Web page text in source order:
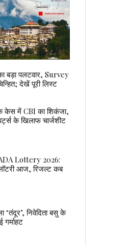
बड़ा पलटवार, Survey
देखें पूरी लिस्ट
केस में CBI का शिकंजा,
के खिलाफ चार्जशीट
Lottery 2026:
आज, रिजल्ट कब
निवेदिता बसु के